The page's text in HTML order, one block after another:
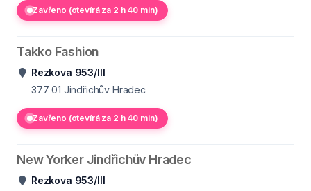
Zavřeno (otevírá za 2 h 40 min)
Takko Fashion
Rezkova 953/III
377 01 Jindřichův Hradec
Zavřeno (otevírá za 2 h 40 min)
New Yorker Jindřichův Hradec
Rezkova 953/III